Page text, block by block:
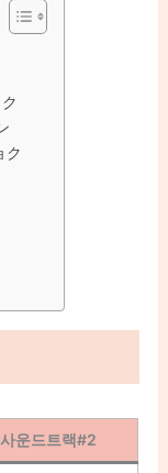
ク
운드트랙#2